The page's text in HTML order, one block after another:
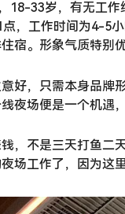
18-33岁，有无工
，工作时间为4-5
宿。形象气质特别
好，只需本身品牌
夜场便是一个机遇
，不是三天打鱼二
场工作了，因为这